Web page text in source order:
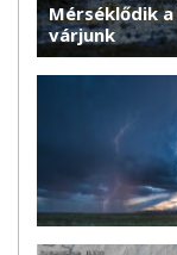
Mérséklődik
várjunk